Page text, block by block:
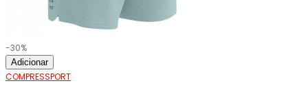
-30%
Adicionar
COMPRESSPORT